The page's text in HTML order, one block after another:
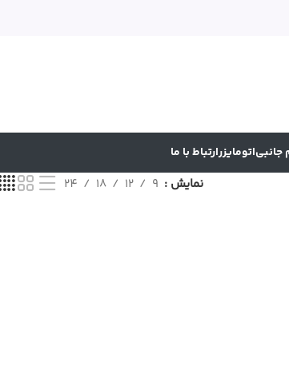
جانبیاتومایزرارتباط با ما
نمایش
9
12
18
24